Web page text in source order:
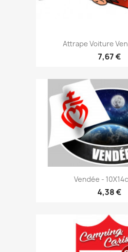
Attrape Voiture
7,67 €
Vendée -
4,38 €